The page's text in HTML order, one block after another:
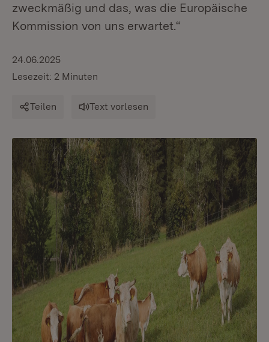
zweckmäßig und das, was die Europäische
Kommission von uns erwartet.“
24.06.2025
Lesezeit: 2 Minuten
Teilen Text vorlesen